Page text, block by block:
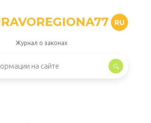
RU
Журнал о законах